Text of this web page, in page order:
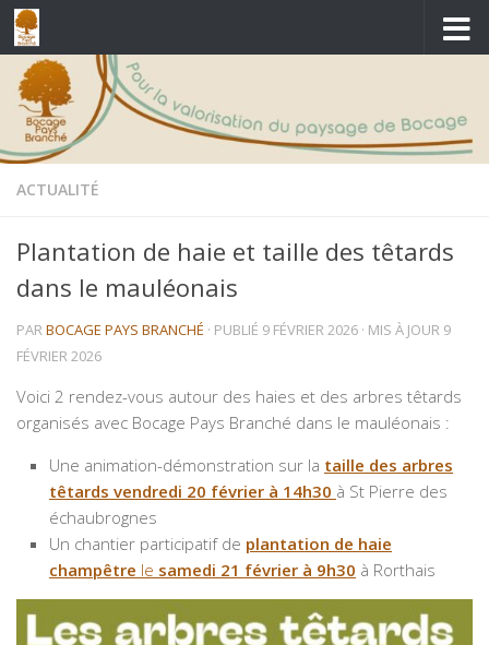
Skip to content
ACTUALITÉ
Plantation de haie et taille des têtards
dans le mauléonais
PARBOCAGE PAYS BRANCHÉ · PUBLIÉ 9 FÉVRIER 2026 · MIS À JOUR 9
FÉVRIER 2026
Voici 2 rendez-vous autour des haies et des arbres têtards
organisés avec Bocage Pays Branché dans le mauléonais :
Une animation-démonstration sur la taille des arbres
têtards vendredi 20 février à 14h30 à St Pierre des
échaubrognes
Un chantier participatif de plantation de haie
champêtre le samedi 21 février à 9h30 à Rorthais